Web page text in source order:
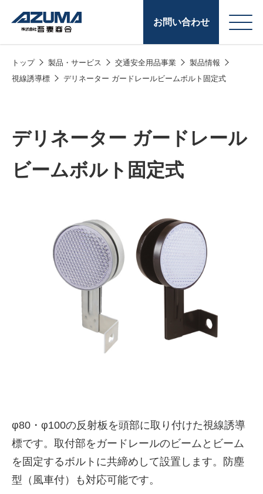
お問い合わせ
社案内
会
株式会社吾妻製作所 会社案
内
原燃料事業
コークス・鋳物
トップ 製品・サービス 交通安全用品事業
製品情報
視線誘導標
デリネーター ガードレールビームボルト固定式
デリネーター ガードレール
ビームボルト固定式
φ80・φ100の反射板を頭部に取り付けた視線誘導
標です。取付部をガードレールのビームとビーム
を固定するボルトに共締めして設置します。防塵
型（風車付）も対応可能です。